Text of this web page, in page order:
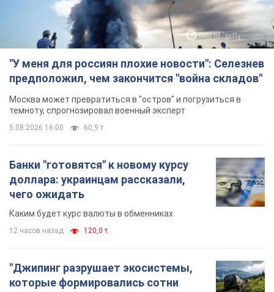
"У меня для россиян плохие новости": Селезнев
предположил, чем закончится "война складов"
Москва может превратиться в "остров" и погрузиться в
темноту, спрогнозировал военный эксперт
5.08.2026 16:00 60,9 т.
Банки "готовятся" к новому курсу
доллара: украинцам рассказали,
чего ожидать
Каким будет курс валюты в обменниках
12 часов назад 120,0 т.
"Джипинг разрушает экосистемы,
которые формировались сотни